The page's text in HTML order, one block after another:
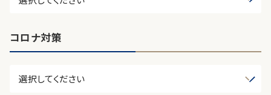
コロナ対策